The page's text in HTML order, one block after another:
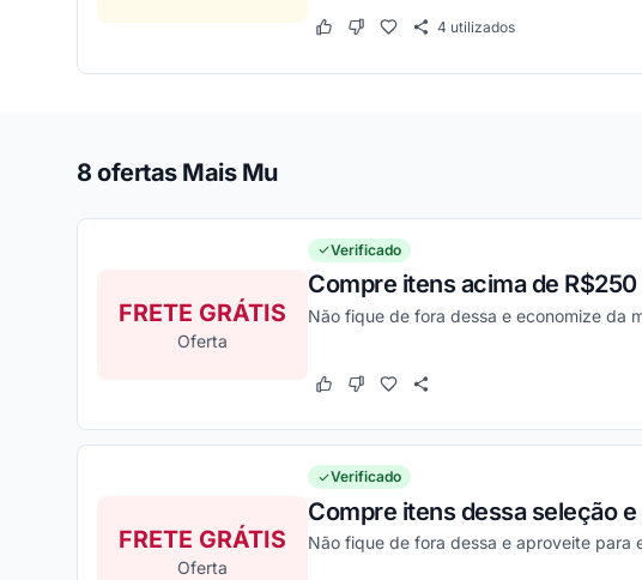
Este cupom funcionou
Este cupom não funcionou
4 utilizados
8 ofertas Mais Mu
FRETE GRÁTIS
Oferta
Verificado
Compre itens acima de
Não fique de fora dessa e economize da
Este cupom funcionou
Este cupom não funcionou
FRETE GRÁTIS
Oferta
Verificado
Compre itens dessa seleção
Não fique de fora dessa e aproveite para